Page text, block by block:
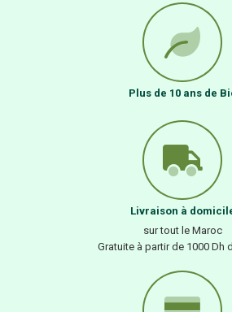
Plus de 10 ans de
Livraison à
sur tout le Maroc
Gratuite à partir de 1000 Dh